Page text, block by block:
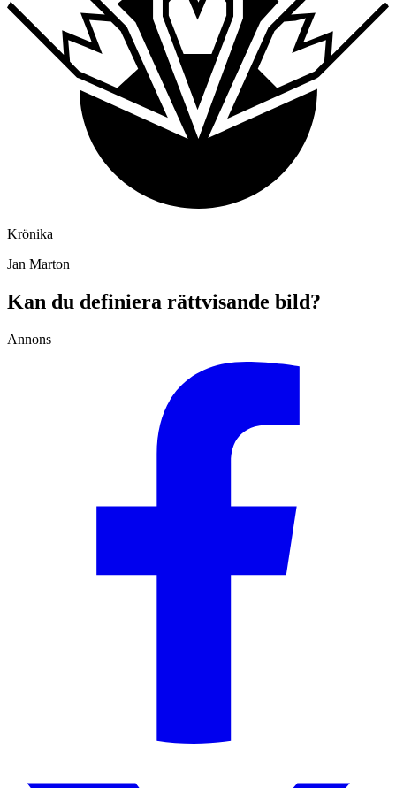
Krönika
Jan Marton
Kan du definiera rättvisande bild?
Annons